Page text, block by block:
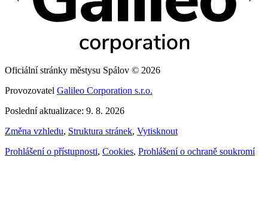
Oficiální stránky městysu Spálov © 2026
Provozovatel Galileo Corporation s.r.o.
Poslední aktualizace: 9. 8. 2026
Změna vzhledu, Struktura stránek, Vytisknout
Prohlášení o přístupnosti, Cookies, Prohlášení o ochraně soukromí